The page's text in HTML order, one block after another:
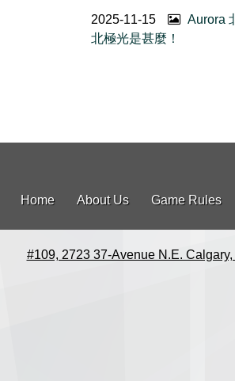
2025-11-15
Aurora
北極光是甚麼！
Home About Us Game Rules
#109, 2723 37-Avenue N.E.